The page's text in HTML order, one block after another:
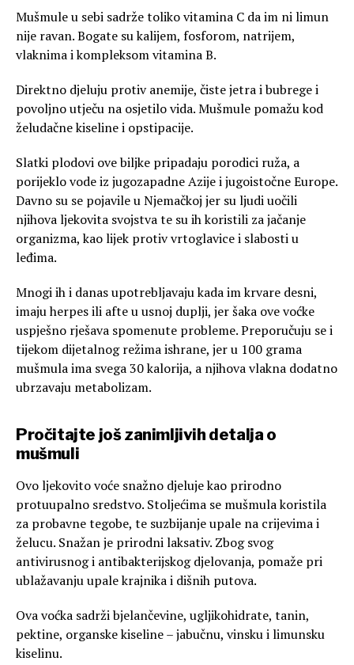
Mušmule u sebi sadrže toliko vitamina C da im ni limun
nije ravan. Bogate su kalijem, fosforom, natrijem,
vlaknima i kompleksom vitamina B.
Direktno djeluju protiv anemije, čiste jetra i bubrege i
povoljno utječu na osjetilo vida. Mušmule pomažu kod
želudačne kiseline i opstipacije.
Slatki plodovi ove biljke pripadaju porodici ruža, a
porijeklo vode iz jugozapadne Azije i jugoistočne Europe.
Davno su se pojavile u Njemačkoj jer su ljudi uočili
njihova ljekovita svojstva te su ih koristili za jačanje
organizma, kao lijek protiv vrtoglavice i slabosti u
leđima.
Mnogi ih i danas upotrebljavaju kada im krvare desni,
imaju herpes ili afte u usnoj duplji, jer šaka ove voćke
uspješno rješava spomenute probleme. Preporučuju se i
tijekom dijetalnog režima ishrane, jer u 100 grama
mušmula ima svega 30 kalorija, a njihova vlakna dodatno
ubrzavaju metabolizam.
Pročitajte još zanimljivih detalja o
mušmuli
Ovo ljekovito voće snažno djeluje kao prirodno
protuupalno sredstvo. Stoljećima se mušmula koristila
za probavne tegobe, te suzbijanje upale na crijevima i
želucu. Snažan je prirodni laksativ. Zbog svog
antivirusnog i antibakterijskog djelovanja, pomaže pri
ublažavanju upale krajnika i dišnih putova.
Ova voćka sadrži bjelančevine, ugljikohidrate, tanin,
pektine, organske kiseline – jabučnu, vinsku i limunsku
kiselinu.